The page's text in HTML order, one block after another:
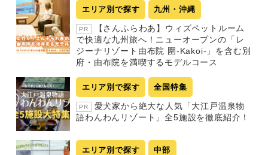
エリア別で探す 九州・沖縄
PR
【さんふらわあ】ウィズペットルーム
で快適な九州旅へ！ニューオープンの「レ
ジーナリゾート由布院 圍-Kakoi-」を含む別
府・由布院を満喫するモデルコース
エリア別で探す 全国特集
PR
愛犬家から絶大な人気「大江戸温泉物
語わんわんリゾート」全5施設を徹底紹介！
エリア別で探す 中部